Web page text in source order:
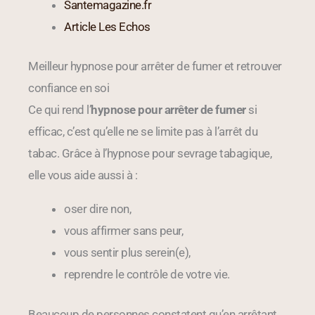
Santemagazine.fr
Article Les Echos
Meilleur hypnose pour arrêter de fumer et retrouver
confiance en soi
Ce qui rend l’hypnose pour arrêter de fumersi
efficac, c’est qu’elle ne se limite pas à l’arrêt du
tabac. Grâce à l’hypnose pour sevrage tabagique,
elle vous aide aussi à :
oser dire non,
vous affirmer sans peur,
vous sentir plus serein(e),
reprendre le contrôle de votre vie.